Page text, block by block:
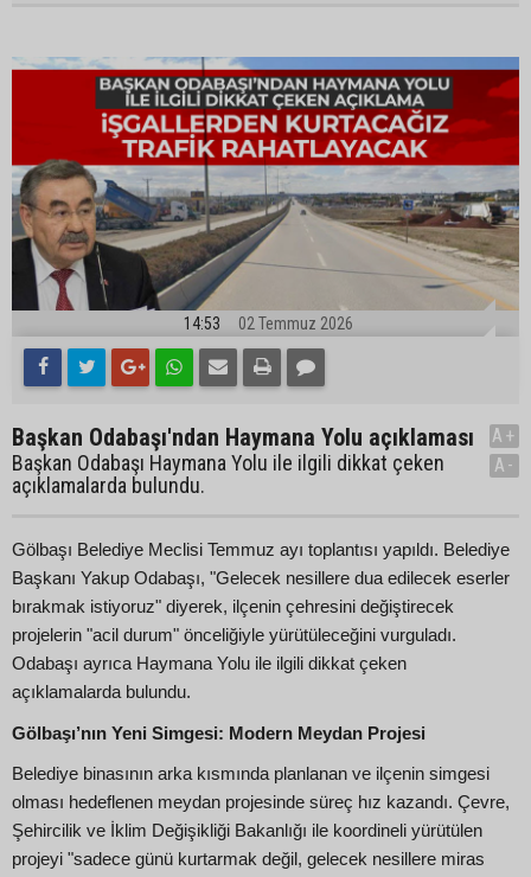
14:53 02 Temmuz 2026
Başkan Odabaşı'ndan Haymana Yolu açıklaması
Başkan Odabaşı Haymana Yolu ile ilgili dikkat çeken
açıklamalarda bulundu.
A+
A-
Gölbaşı Belediye Meclisi Temmuz ayı toplantısı yapıldı. Belediye
Başkanı Yakup Odabaşı, "Gelecek nesillere dua edilecek eserler
bırakmak istiyoruz" diyerek, ilçenin çehresini değiştirecek
projelerin "acil durum" önceliğiyle yürütüleceğini vurguladı.
Odabaşı ayrıca Haymana Yolu ile ilgili dikkat çeken
açıklamalarda bulundu.
Gölbaşı’nın Yeni Simgesi: Modern Meydan Projesi
Belediye binasının arka kısmında planlanan ve ilçenin simgesi
olması hedeflenen meydan projesinde süreç hız kazandı. Çevre,
Şehircilik ve İklim Değişikliği Bakanlığı ile koordineli yürütülen
projeyi "sadece günü kurtarmak değil, gelecek nesillere miras